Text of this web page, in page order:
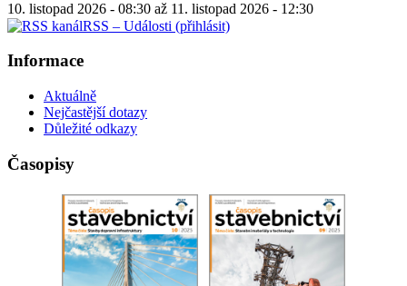
10. listopad 2026 - 08:30 až 11. listopad 2026 - 12:30
RSS – Události (přihlásit)
Informace
Aktuálně
Nejčastější dotazy
Důležité odkazy
Časopisy